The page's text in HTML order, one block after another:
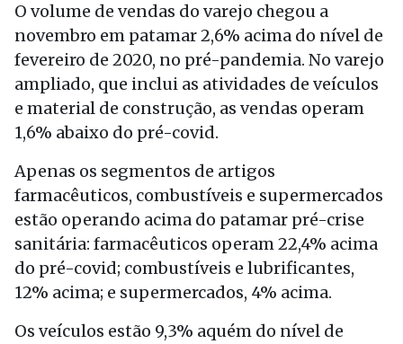
O volume de vendas do varejo chegou a
novembro em patamar 2,6% acima do nível de
fevereiro de 2020, no pré-pandemia. No varejo
ampliado, que inclui as atividades de veículos
e material de construção, as vendas operam
1,6% abaixo do pré-covid.
Apenas os segmentos de artigos
farmacêuticos, combustíveis e supermercados
estão operando acima do patamar pré-crise
sanitária: farmacêuticos operam 22,4% acima
do pré-covid; combustíveis e lubrificantes,
12% acima; e supermercados, 4% acima.
Os veículos estão 9,3% aquém do nível de